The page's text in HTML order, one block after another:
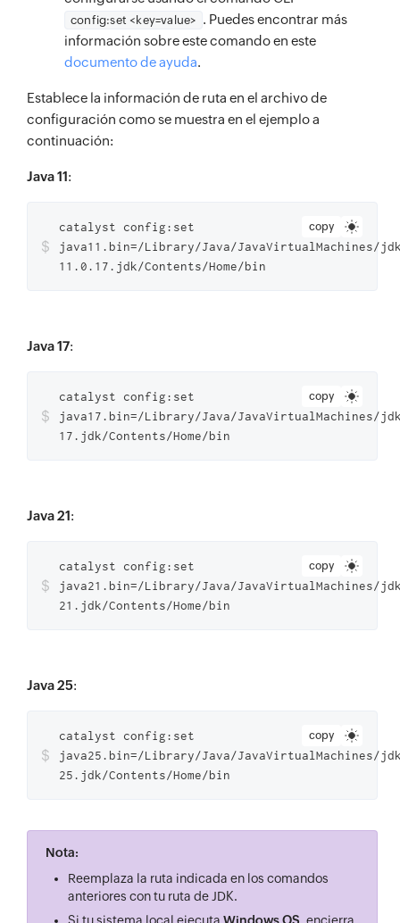
config:set <key=value> . Puedes encontrar más
información sobre este comando en este
documento de ayuda.
Establece la información de ruta en el archivo de
configuración como se muestra en el ejemplo a
continuación:
Java 11:
copy
$
catalyst config:set
java11.bin=/Library/Java/JavaVirtualMachines/
11.0.17.jdk/Contents/Home/bin
Java 17:
copy
$
catalyst config:set
java17.bin=/Library/Java/JavaVirtualMachines/
17.jdk/Contents/Home/bin
Java 21:
copy
$
catalyst config:set
java21.bin=/Library/Java/JavaVirtualMachines/
21.jdk/Contents/Home/bin
Java 25:
copy
$
catalyst config:set
java25.bin=/Library/Java/JavaVirtualMachines/
25.jdk/Contents/Home/bin
Nota:
Reemplaza la ruta indicada en los comandos
anteriores con tu ruta de JDK.